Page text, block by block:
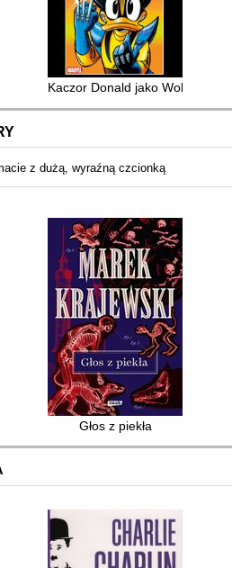
Kaczor Donald jako Wolverine
z dużą, wyraźną czcionką
Głos z piekła